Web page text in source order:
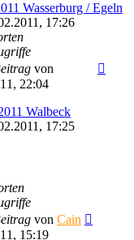
Wasserburg / Egeln
17:26
von
22:04
Walbeck
17:25
von Cain
15:19